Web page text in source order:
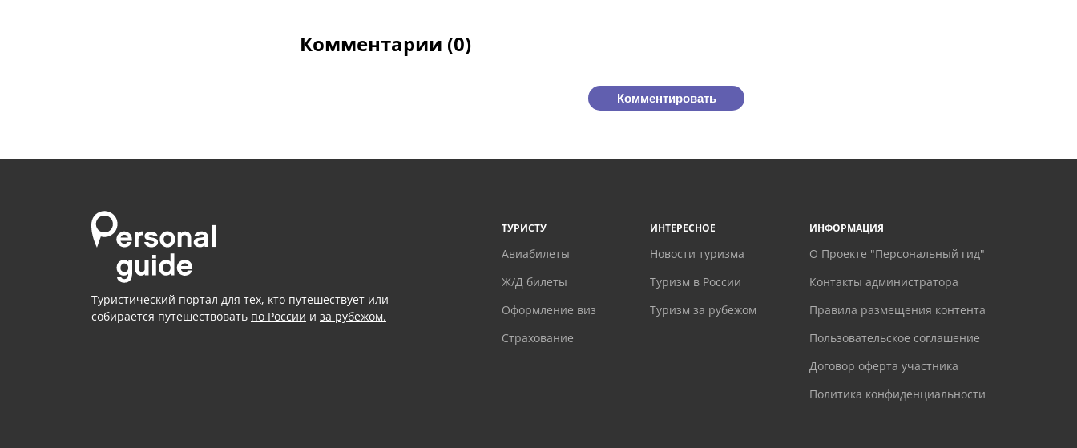
Комментарии (0)
Комментировать
Туристический портал для тех, кто путешествует или
собирается путешествовать по России и за рубежом.
ТУРИСТУ
Авиабилеты
Ж/Д билеты
Оформление виз
Страхование
ИНТЕРЕСНОЕ
Новости туризма
Туризм в России
Туризм за рубежом
ИНФОРМАЦИЯ
О Проекте "Персональный гид"
Контакты администратора
Правила размещения контента
Пользовательское соглашение
Договор оферта участника
Политика конфиденциальности